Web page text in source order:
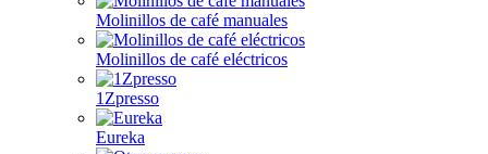
Molinillos de café manuales
Molinillos de café eléctricos
1Zpresso
Eureka